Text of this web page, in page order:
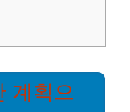
계획으